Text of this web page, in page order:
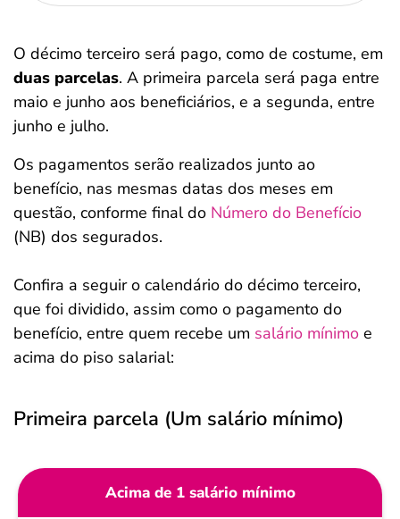
O décimo terceiro será pago, como de costume, em
duas parcelas. A primeira parcela será paga entre
maio e junho aos beneficiários, e a segunda, entre
junho e julho.
Os pagamentos serão realizados junto ao
benefício, nas mesmas datas dos meses em
questão, conforme final do Número do Benefício
(NB) dos segurados.
Confira a seguir o calendário do décimo terceiro,
que foi dividido, assim como o pagamento do
benefício, entre quem recebe um salário mínimo e
acima do piso salarial:
Primeira parcela (Um salário mínimo)
Acima de 1 salário mínimo